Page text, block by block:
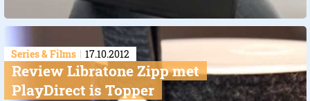
Series & Films 17.10.2012
Review Libratone Zipp met
PlayDirect is Topper